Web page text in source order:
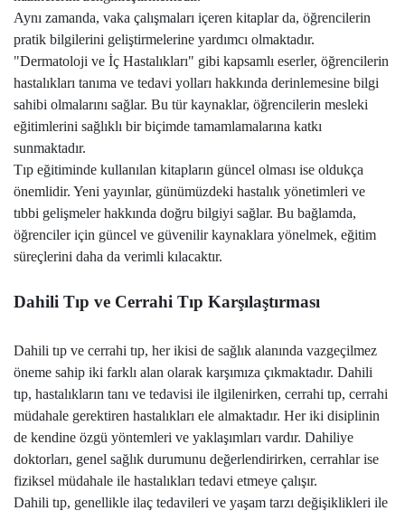
Aynı zamanda, vaka çalışmaları içeren kitaplar da, öğrencilerin
pratik bilgilerini geliştirmelerine yardımcı olmaktadır.
"Dermatoloji ve İç Hastalıkları" gibi kapsamlı eserler, öğrencilerin
hastalıkları tanıma ve tedavi yolları hakkında derinlemesine bilgi
sahibi olmalarını sağlar. Bu tür kaynaklar, öğrencilerin mesleki
eğitimlerini sağlıklı bir biçimde tamamlamalarına katkı
sunmaktadır.
Tıp eğitiminde kullanılan kitapların güncel olması ise oldukça
önemlidir. Yeni yayınlar, günümüzdeki hastalık yönetimleri ve
tıbbi gelişmeler hakkında doğru bilgiyi sağlar. Bu bağlamda,
öğrenciler için güncel ve güvenilir kaynaklara yönelmek, eğitim
süreçlerini daha da verimli kılacaktır.
Dahili Tıp ve Cerrahi Tıp Karşılaştırması
Dahili tıp ve cerrahi tıp, her ikisi de sağlık alanında vazgeçilmez
öneme sahip iki farklı alan olarak karşımıza çıkmaktadır. Dahili
tıp, hastalıkların tanı ve tedavisi ile ilgilenirken, cerrahi tıp, cerrahi
müdahale gerektiren hastalıkları ele almaktadır. Her iki disiplinin
de kendine özgü yöntemleri ve yaklaşımları vardır. Dahiliye
doktorları, genel sağlık durumunu değerlendirirken, cerrahlar ise
fiziksel müdahale ile hastalıkları tedavi etmeye çalışır.
Dahili tıp, genellikle ilaç tedavileri ve yaşam tarzı değişiklikleri ile